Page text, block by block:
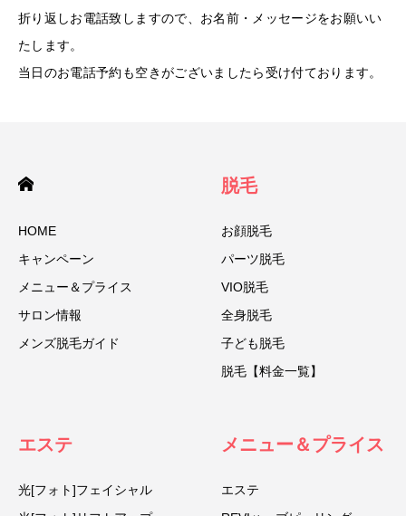
折り返しお電話致しますので、お名前・メッセージをお願いい
たします。
当日のお電話予約も空きがございましたら受け付ております。
HOME
キャンペーン
メニュー＆プライス
サロン情報
メンズ脱毛ガイド
脱毛
お顔脱毛
パーツ脱毛
VIO脱毛
全身脱毛
子ども脱毛
脱毛【料金一覧】
エステ
光[フォト]フェイシャル
メニュー＆プライス
エステ